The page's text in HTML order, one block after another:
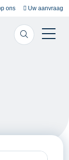
ons Uw aanvraag